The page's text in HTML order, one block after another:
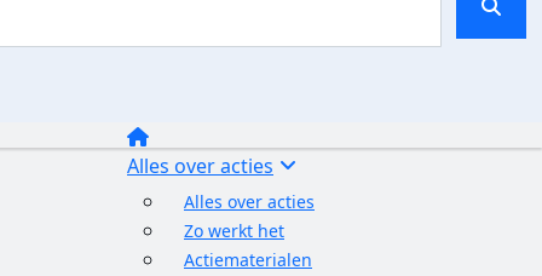
Alles over acties
Alles over acties
Zo werkt het
Actiematerialen